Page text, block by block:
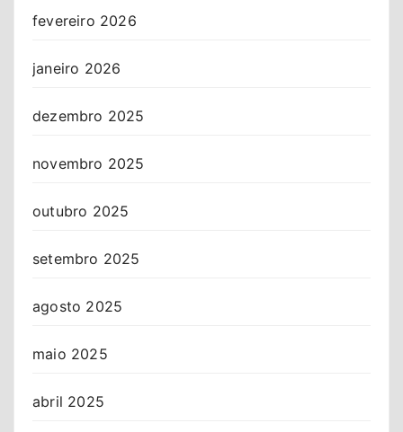
fevereiro 2026
janeiro 2026
dezembro 2025
novembro 2025
outubro 2025
setembro 2025
agosto 2025
maio 2025
abril 2025